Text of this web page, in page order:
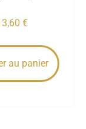
€
au panier